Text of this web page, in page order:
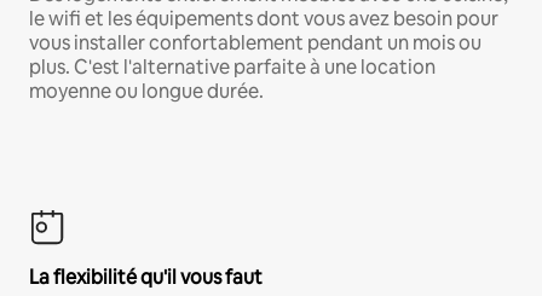
le wifi et les équipements dont vous avez besoin pour
vous installer confortablement pendant un mois ou
plus. C'est l'alternative parfaite à une location
moyenne ou longue durée.
La flexibilité qu'il vous faut